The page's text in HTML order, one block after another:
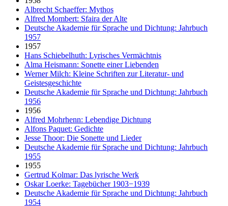
Albrecht Schaeffer: Mythos
Alfred Mombert: Sfaira der Alte
Deutsche Akademie für Sprache und Dichtung: Jahrbuch
1957
1957
Hans Schiebelhuth: Lyrisches Vermächtnis
Alma Heismann: Sonette einer Liebenden
Werner Milch: Kleine Schriften zur Literatur- und
Geistesgeschichte
Deutsche Akademie für Sprache und Dichtung: Jahrbuch
1956
1956
Alfred Mohrhenn: Lebendige Dichtung
Alfons Paquet: Gedichte
Jesse Thoor: Die Sonette und Lieder
Deutsche Akademie für Sprache und Dichtung: Jahrbuch
1955
1955
Gertrud Kolmar: Das lyrische Werk
Oskar Loerke: Tagebücher 1903−1939
Deutsche Akademie für Sprache und Dichtung: Jahrbuch
1954